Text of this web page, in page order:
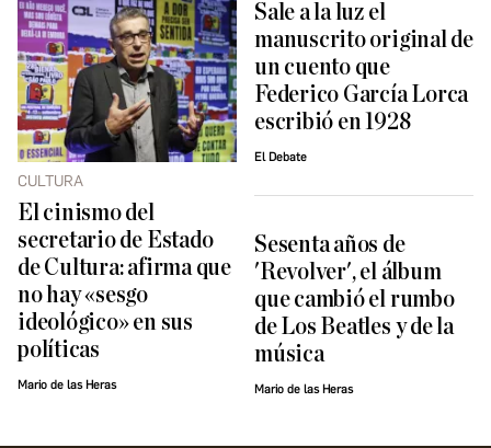
CULTURA
El cinismo del
secretario de Estado
de Cultura: afirma que
no hay «sesgo
ideológico» en sus
políticas
Mario de las Heras
Sale a la luz el
manuscrito original de
un cuento que
Federico García Lorca
escribió en 1928
El Debate
Sesenta años de
'Revolver', el álbum
que cambió el rumbo
de Los Beatles y de la
música
Mario de las Heras